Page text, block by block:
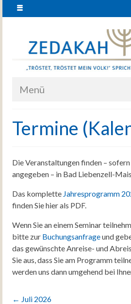
Menü
Termine
Die Veranstaltungen finden –
angegeben – in Bad Liebenzell-
Das komplette Jahresprogramm
finden Sie hier als PDF.
Wenn Sie an einem Seminar
bitte zur Buchungsanfrageund
das gewünschte Anreise- und
Sie aus, dass Sie am Programm
werden uns dann umgehend bei
← Juli 2026